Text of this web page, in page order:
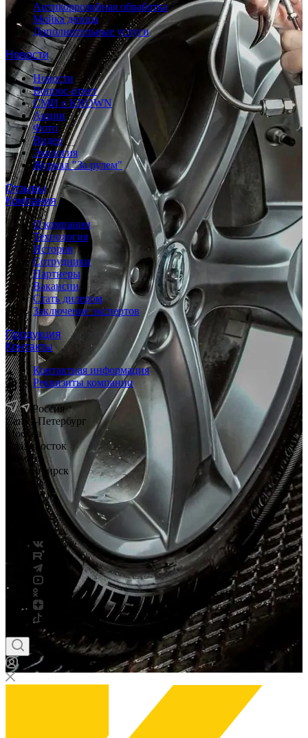
Антикоррозийная обработка
Мойка днища
Дополнительные услуги
Новости
Новости
Вопрос-ответ
СМИ о KROWN
Акции
Фото
Видео
Экология
Журнал "За рулем"
Отзывы
Компания
О компании
Технология
История
Сотрудники
Партнеры
Вакансии
Стать дилером
Заключение экспертов
Продукция
Контакты
Контактная информация
Реквизиты компании
Россия
Санкт-Петербург
Москва
Владивосток
Тюмень
Новосибирск
Саратов
Смоленск